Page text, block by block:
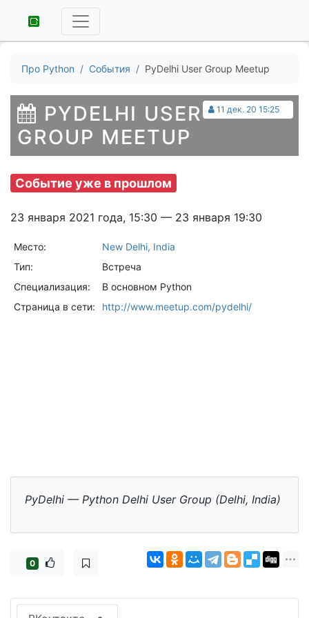
Про Python События PyDelhi User Group Meetup
11 дек. 20 15:25
PYDELHI USER
GROUP MEETUP
Событие уже в прошлом
23 января 2021 года, 15:30 — 23 января 19:30
Место:
New Delhi, India
Тип:
Встреча
Специализация:
В основном Python
Страница в сети:
http://www.meetup.com/pydelhi/
PyDelhi — Python Delhi User Group (Delhi, India)
0